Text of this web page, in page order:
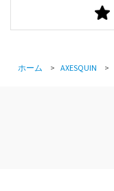
ホーム > AXESQUIN >